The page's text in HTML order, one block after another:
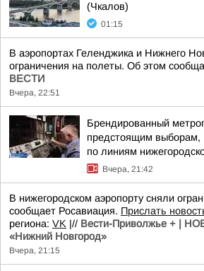
(Чкалов)
01:15
В аэропортах Геленджика и Нижнего
ограничения на полеты. Об этом
ВЕСТИ
Вчера, 22:51
Брендированный
предстоящим выборам,
по линиям
Вчера, 21:42
В нижегородском аэропорту сняли
сообщает Росавиация. Прислать
региона: VK |// Вести-Приволжье + |
«Нижний Новгород»
Вчера, 21:15